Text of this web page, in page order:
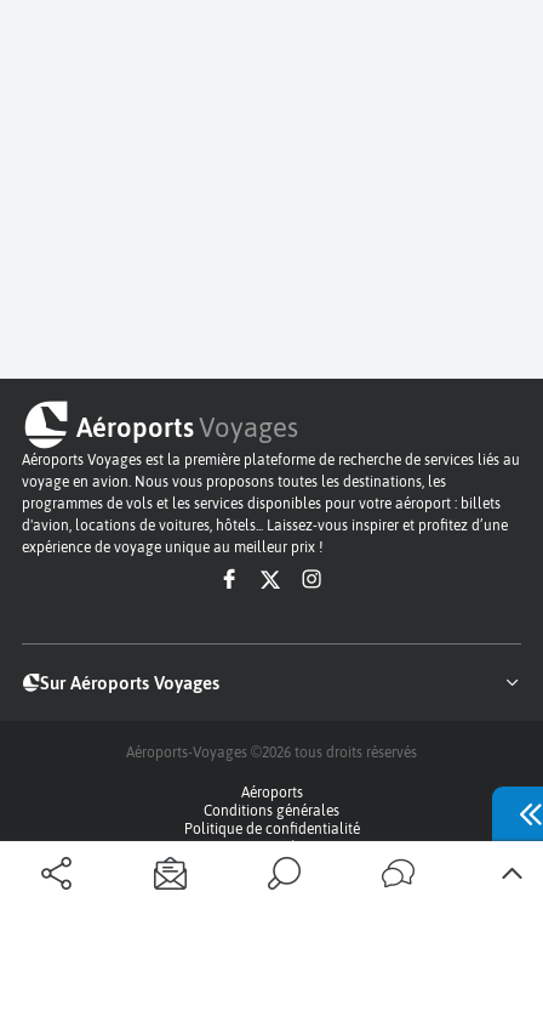
AéroportsVoyages
Aéroports Voyages est la première plateforme de recherche de services liés au
voyage en avion. Nous vous proposons toutes les destinations, les
programmes de vols et les services disponibles pour votre aéroport : billets
d'avion, locations de voitures, hôtels... Laissez-vous inspirer et profitez d’une
expérience de voyage unique au meilleur prix !
Sur Aéroports Voyages
Aéroports-Voyages ©2026 tous droits réservés
Aéroports
Conditions générales
Politique de confidentialité
Questions - Réponses
Plan du site
Qui sommes nous ?